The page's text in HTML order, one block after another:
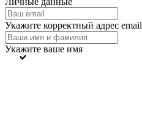
Укажите корректный адрес email
Укажите ваше имя